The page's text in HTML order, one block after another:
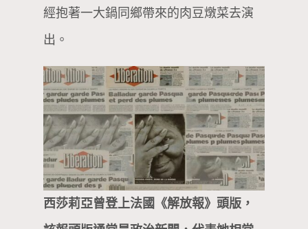
經抱著一大鍋同鄉帶來的肉豆燉菜去演
出。
西莎莉亞曾登上法國《解放報》頭版，